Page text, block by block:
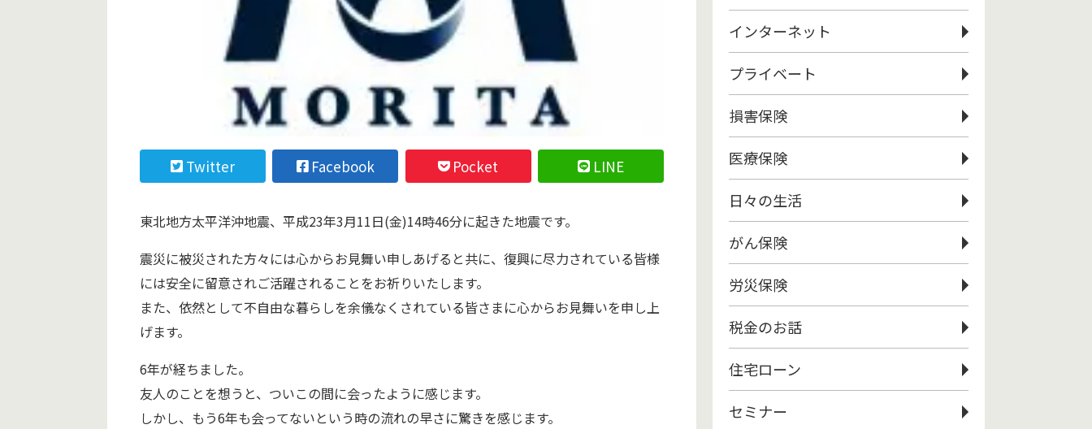
Twitter Facebook Pocket LINE
東北地方太平洋沖地震、平成23年3月11日(金)14時46分に起きた地震です。
震災に被災された方々には心からお見舞い申しあげると共に、復興に尽力されている皆様
には安全に留意されご活躍されることをお祈りいたします。
また、依然として不自由な暮らしを余儀なくされている皆さまに心からお見舞いを申し上
げます。
6年が経ちました。
友人のことを想うと、ついこの間に会ったように感じます。
しかし、もう6年も会ってないという時の流れの早さに驚きを感じます。
インターネット
プライベート
損害保険
医療保険
日々の生活
がん保険
労災保険
税金のお話
住宅ローン
セミナー